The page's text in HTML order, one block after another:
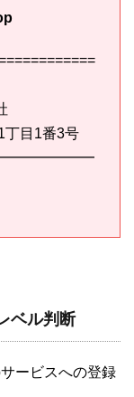
目1番3号
ベル判断
ービスへの登録